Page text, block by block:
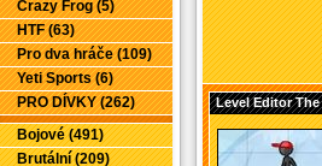
Crazy Frog (5)
HTF (63)
Pro dva hráče (109)
Yeti Sports (6)
PRO DÍVKY (262)
Bojové (491)
Brutální (209)
Level Editor The